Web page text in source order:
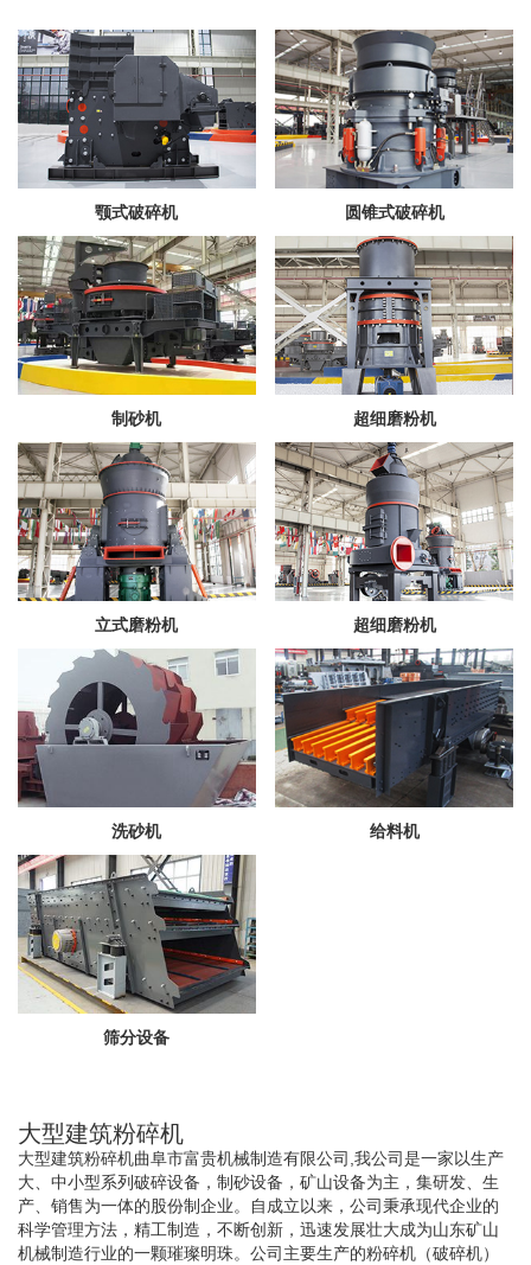
颚式破碎机 圆锥式破碎机
制砂机 超细磨粉机
立式磨粉机 超细磨粉机
洗砂机 给料机
筛分设备
大型建筑粉碎机
大型建筑粉碎机曲阜市富贵机械制造有限公司,我公司是一家以生产
大、中小型系列破碎设备，制砂设备，矿山设备为主，集研发、生
产、销售为一体的股份制企业。自成立以来，公司秉承现代企业的
科学管理方法，精工制造，不断创新，迅速发展壮大成为山东矿山
机械制造行业的一颗璀璨明珠。公司主要生产的粉碎机（破碎机）